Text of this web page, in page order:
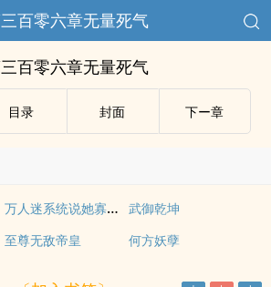
百零六章无量死气
百零六章无量死气
目录 封面 下ー章
万人迷系统说她寡得没救了 武御乾坤
至尊无敌帝皇 何方妖孽